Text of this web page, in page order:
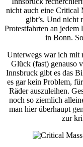
nicht auch eine Critical
gibt’s. Und nicht
Protestfahrten an
in Bonn.
Unterwegs war ich mit
Glück (fast) genauso
Innsbruck gibt es das
es gar kein Problem,
Räder auszuleihen.
noch so ziemlich
man hier überhaupt
zur